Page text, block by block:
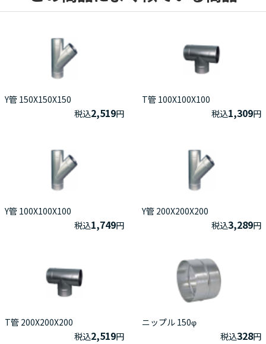
Y管 150X150X150
税込2,519円
T管 100X100X100
税込1,309円
Y管 100X100X100
税込1,749円
Y管 200X200X200
税込3,289円
T管 200X200X200
税込2,519円
ニップル 150φ
税込328円